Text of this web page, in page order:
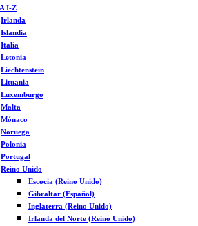
I-Z
Irlanda
Islandia
Italia
Letonia
Liechtenstein
Lituania
Luxemburgo
Malta
Mónaco
Noruega
Polonia
Portugal
Reino Unido
Escocia (Reino Unido)
Gibraltar (Español)
Inglaterra (Reino Unido)
Irlanda del Norte (Reino Unido)